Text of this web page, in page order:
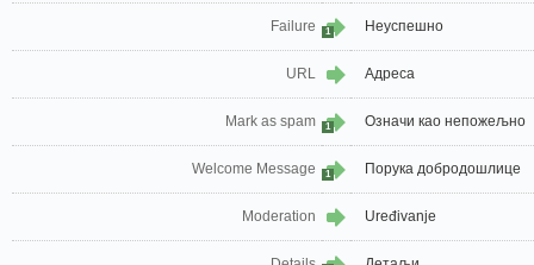
Failure 1 Неуспешно
URL Адреса
Mark as spam 1 Означи као непожељно
Welcome Message 1 Порука добродошлице
Moderation Uređivanje